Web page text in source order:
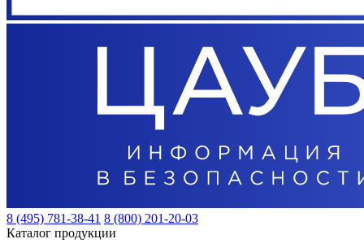
8 (495) 781-38-41 8 (800) 201-20-03
Каталог продукции